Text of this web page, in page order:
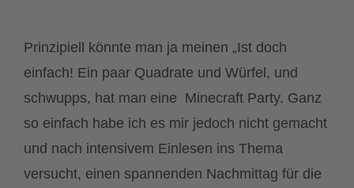
Prinzipiell könnte man ja meinen „Ist doch
einfach! Ein paar Quadrate und Würfel, und
schwupps, hat man eine Minecraft Party. Ganz
so einfach habe ich es mir jedoch nicht gemacht
und nach intensivem Einlesen ins Thema
versucht, einen spannenden Nachmittag für die